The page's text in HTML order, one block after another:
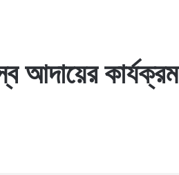
আদায়ের কার্যক্রম